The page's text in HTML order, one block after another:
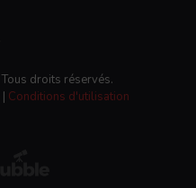
droits réservés.
| Conditions d'utilisation